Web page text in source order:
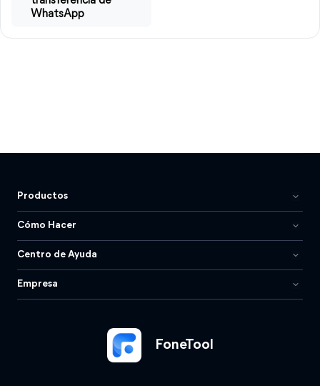
WhatsApp
FoneTool
Productos
Cómo Hacer
Centro de Ayuda
Empresa